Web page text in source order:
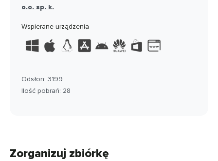
o.o. sp. k.
Wspierane urządzenia
Odsłon: 3199
Ilość pobrań: 28
Zorganizuj zbiórkę